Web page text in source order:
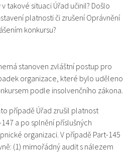
takové situaci Úřad učinil? Došlo
platnosti či zrušení Oprávnění
konkursu?
stanoven zvláštní postup pro
organizace, které bylo uděleno
podle insolvenčního zákona.
případě Úřad zrušil platnost
a po splnění příslušných
organizaci. V případě Part-145
(1) mimořádný audit s nálezem